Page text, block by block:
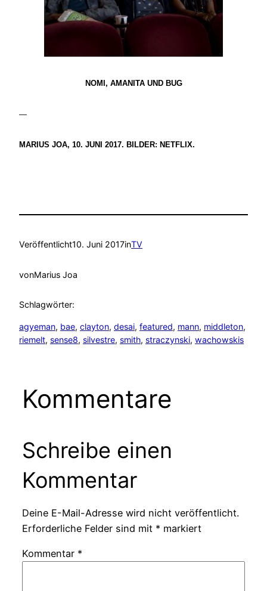
NOMI, AMANITA UND BUG
—
MARIUS JOA, 10. JUNI 2017. BILDER: NETFLIX.
Veröffentlicht10. Juni 2017inTV
vonMarius Joa
Schlagwörter:
agyeman, bae, clayton, desai, featured, mann, middleton
riemelt, sense8, silvestre, smith, straczynski, wachowskis
Kommentare
Schreibe einen
Kommentar
Deine E-Mail-Adresse wird nicht veröffentlicht.
Erforderliche Felder sind mit * markiert
Kommentar *